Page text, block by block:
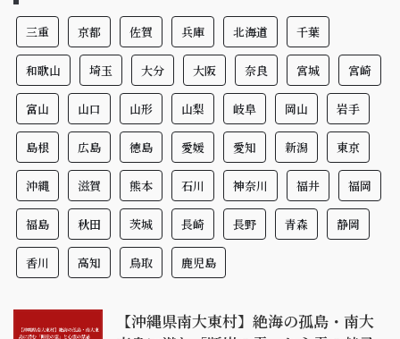
三重 京都 佐賀 兵庫 北海道 千葉
和歌山 埼玉 大分 大阪 奈良 宮城 宮崎
富山 山口 山形 山梨 岐阜 岡山 岩手
島根 広島 徳島 愛媛 愛知 新潟 東京
沖縄 滋賀 熊本 石川 神奈川 福井 福岡
福島 秋田 茨城 長崎 長野 青森 静岡
香川 高知 鳥取 鹿児島
【沖縄県南大東村】絶海の孤島・南大